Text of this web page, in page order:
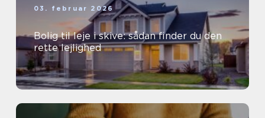
03. februar 2026
Bolig til leje i skive: sådan finder du den
rette lejlighed